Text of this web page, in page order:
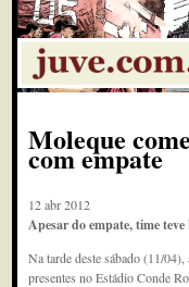
Moleque
com empate
12 abr 2012
Apesar do empate, time
Na tarde deste sábado (11/
presentes no Estádio Conde